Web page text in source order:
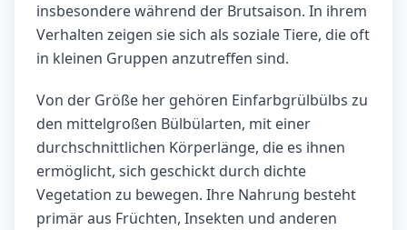
insbesondere während der Brutsaison. In ihrem
Verhalten zeigen sie sich als soziale Tiere, die oft
in kleinen Gruppen anzutreffen sind.
Von der Größe her gehören Einfarbgrülbülbs zu
den mittelgroßen Bülbülarten, mit einer
durchschnittlichen Körperlänge, die es ihnen
ermöglicht, sich geschickt durch dichte
Vegetation zu bewegen. Ihre Nahrung besteht
primär aus Früchten, Insekten und anderen